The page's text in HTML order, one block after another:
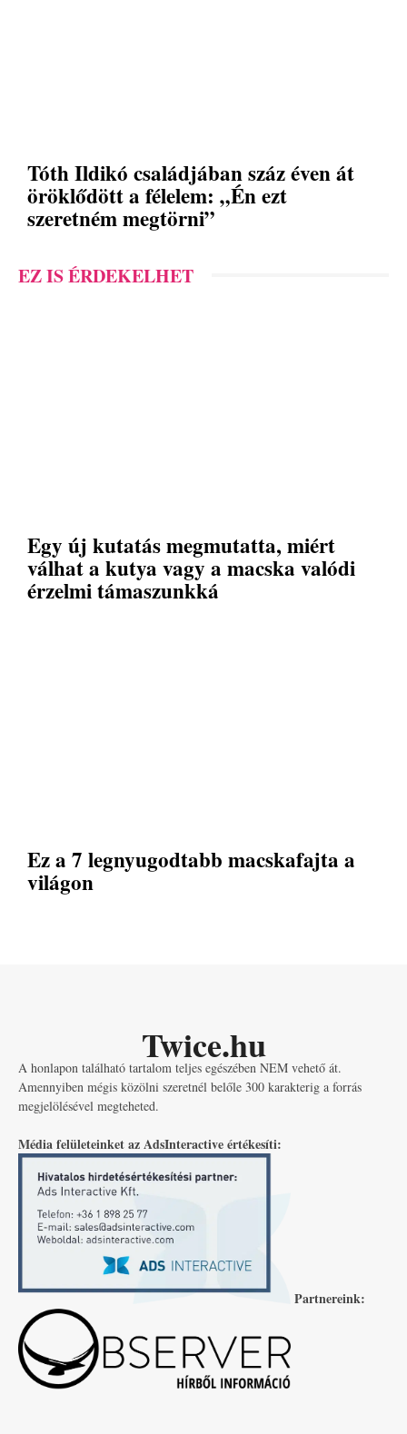
Tóth Ildikó családjában száz éven át
öröklődött a félelem: „Én ezt
szeretném megtörni”
EZ IS ÉRDEKELHET
Egy új kutatás megmutatta, miért
válhat a kutya vagy a macska valódi
érzelmi támaszunkká
Ez a 7 legnyugodtabb macskafajta a
világon
Twice.hu
A honlapon található tartalom teljes egészében NEM vehető át.
Amennyiben mégis közölni szeretnél belőle 300 karakterig a forrás
megjelölésével megteheted.
Média felületeinket az AdsInteractive értékesíti:
Partnereink: